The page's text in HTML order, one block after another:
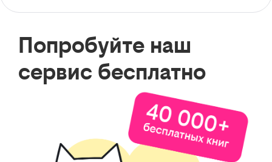
Попробуйте наш
сервис бесплатно